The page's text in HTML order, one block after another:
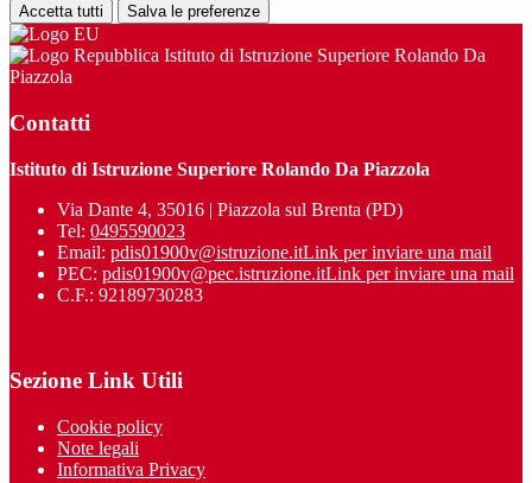
Accetta tutti Salva le preferenze
Istituto di Istruzione Superiore Rolando Da
Piazzola
Contatti
Istituto di Istruzione Superiore Rolando Da Piazzola
Via Dante 4, 35016 | Piazzola sul Brenta (PD)
Tel: 0495590023
Email: pdis01900v@istruzione.itLink per inviare una mail
PEC: pdis01900v@pec.istruzione.itLink per inviare una mail
C.F.: 92189730283
Sezione Link Utili
Cookie policy
Note legali
Informativa Privacy